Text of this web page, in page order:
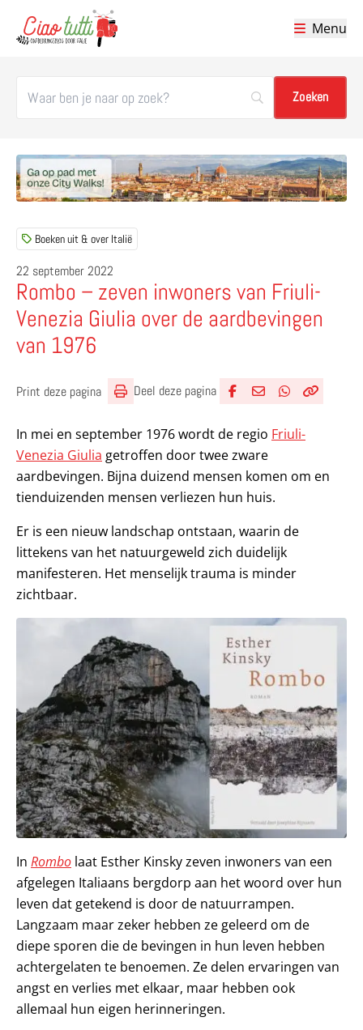
Menu
Boeken uit & over Italië
22 september 2022
Rombo – zeven inwoners van Friuli-
Venezia Giulia over de aardbevingen
van 1976
Print deze pagina Deel deze pagina
In mei en september 1976 wordt de regio Friuli-
Venezia Giulia getroffen door twee zware
aardbevingen. Bijna duizend mensen komen om en
tienduizenden mensen verliezen hun huis.
Er is een nieuw landschap ontstaan, waarin de
littekens van het natuurgeweld zich duidelijk
manifesteren. Het menselijk trauma is minder
zichtbaar.
In Rombo laat Esther Kinsky zeven inwoners van een
afgelegen Italiaans bergdorp aan het woord over hun
leven dat getekend is door de natuurrampen.
Langzaam maar zeker hebben ze geleerd om de
diepe sporen die de bevingen in hun leven hebben
achtergelaten te benoemen. Ze delen ervaringen van
angst en verlies met elkaar, maar hebben ook
allemaal hun eigen herinneringen.